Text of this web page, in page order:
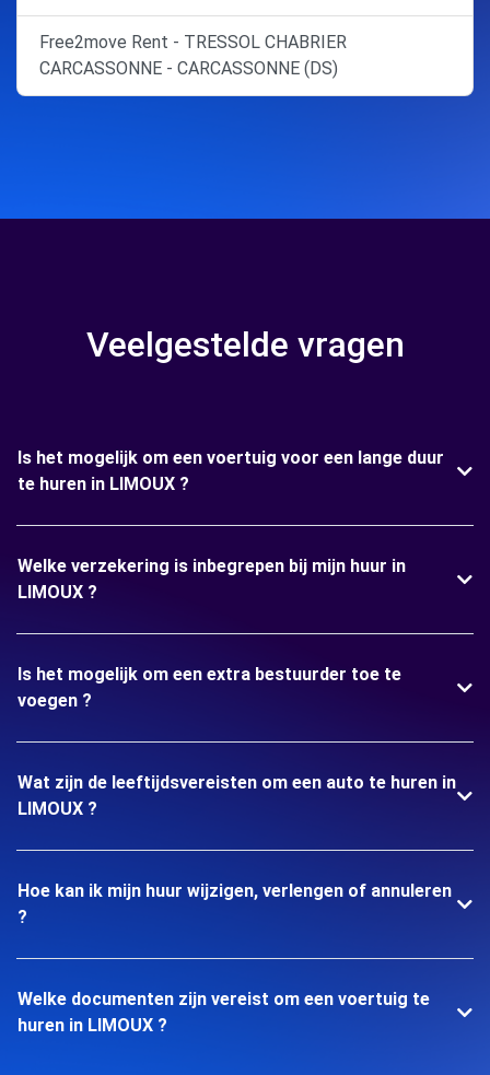
Free2move Rent - TRESSOL CHABRIER
CARCASSONNE - CARCASSONNE (DS)
Veelgestelde vragen
Is het mogelijk om een voertuig voor een lange duur
te huren in LIMOUX ?
Welke verzekering is inbegrepen bij mijn huur in
LIMOUX ?
Is het mogelijk om een extra bestuurder toe te
voegen ?
Wat zijn de leeftijdsvereisten om een auto te huren in
LIMOUX ?
Hoe kan ik mijn huur wijzigen, verlengen of annuleren
?
Welke documenten zijn vereist om een voertuig te
huren in LIMOUX ?